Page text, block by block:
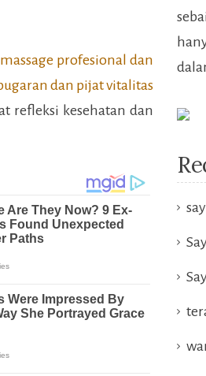
profesional dan
dan pijat vitalitas
refleksi kesehatan dan